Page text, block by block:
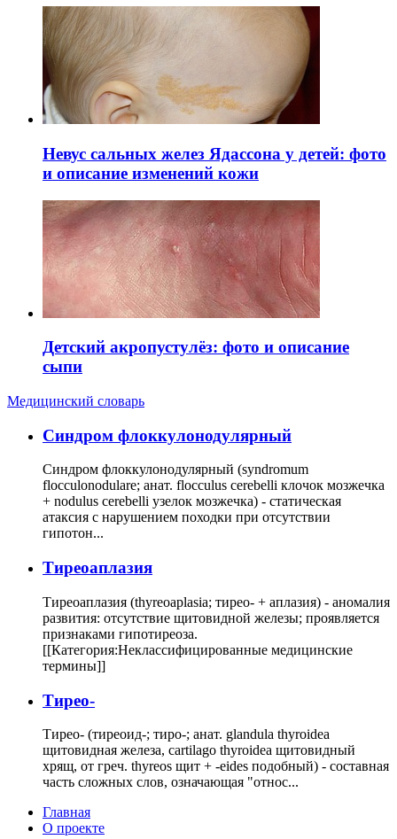
Невус сальных желез Ядассона у детей: фото
и описание изменений кожи
Детский акропустулёз: фото и описание
сыпи
Медицинский словарь
Cиндром флоккулонодулярный
Синдром флоккулонодулярный (syndromum
flocculonodulare; анат. flocculus cerebelli клочок мозжечка
+ nodulus cerebelli узелок мозжечка) - статическая
атаксия с нарушением походки при отсутствии
гипотон...
Тиреоаплазия
Тиреоаплазия (thyreoaplasia; тирео- + аплазия) - аномалия
развития: отсутствие щитовидной железы; проявляется
признаками гипотиреоза.
[[Категория:Неклассифицированные медицинские
термины]]
Тирео-
Тирео- (тиреоид-; тиро-; анат. glandula thyroidea
щитовидная железа, cartilago thyroidea щитовидный
хрящ, от греч. thyreos щит + -eides подобный) - составная
часть сложных слов, означающая "относ...
Главная
О проекте